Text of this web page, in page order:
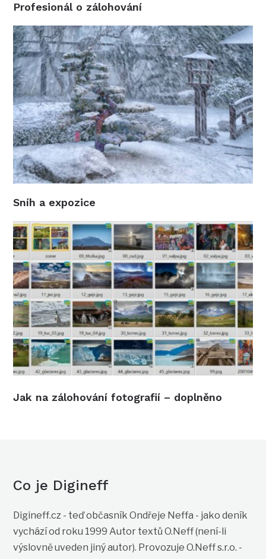
Profesionál o zálohování
Sníh a expozice
Jak na zálohování fotografií – doplněno
Co je Digineff
Digineff.cz - teď občasník Ondřeje Neffa - jako deník
vychází od roku 1999 Autor textů O.Neff (není-li
výslovně uveden jiný autor). Provozuje O.Neff s.r.o. -